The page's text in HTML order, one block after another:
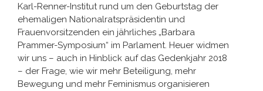
Karl-Renner-Institut rund um den Geburtstag der
ehemaligen Nationalratspräsidentin und
Frauenvorsitzenden ein jährliches „Barbara
Prammer-Symposium“ im Parlament. Heuer widmen
wir uns – auch in Hinblick auf das Gedenkjahr 2018
– der Frage, wie wir mehr Beteiligung, mehr
Bewegung und mehr Feminismus organisieren